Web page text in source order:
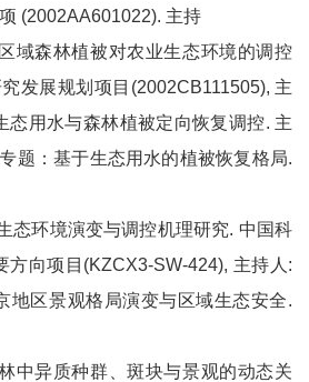
(2002AA601022). 主持
域森林植被对农业生态环境的调控
发展规划项目(2002CB111505), 主
态用水与森林植被定向恢复调控. 主
题：基于生态用水的植被恢复格局.
态环境演变与调控机理研究. 中国科
方向项目(KZCX3-SW-424), 主持人:
地区景观格局演变与区域生态安全.
中异质种群、斑块与景观的动态关